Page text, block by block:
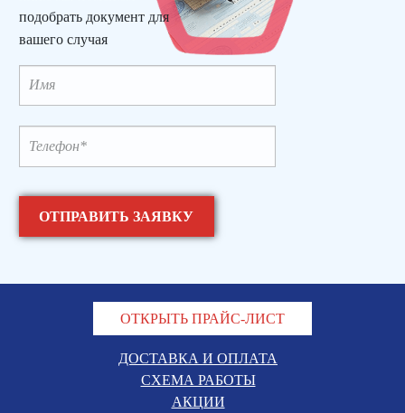
подобрать документ для
вашего случая
ОТКРЫТЬ ПРАЙС-ЛИСТ
ДОСТАВКА И ОПЛАТА
СХЕМА РАБОТЫ
АКЦИИ